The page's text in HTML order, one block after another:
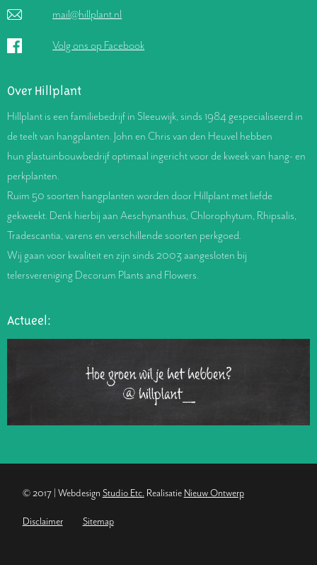
mail@hillplant.nl
Volg ons op Facebook
Over Hillplant
Hillplant is een familiebedrijf in Sleeuwijk, sinds 1984 gespecialiseerd in
de teelt van hangplanten. John en Chris van den Heuvel hebben
hun glastuinbouwbedrijf optimaal ingericht voor de kweek van hang- en
perkplanten.
Ruim 50 soorten hangplanten worden door Hillplant met liefde
gekweekt. Denk hierbij aan Aeschynanthus, Chlorophytum, Rhipsalis,
Tradescantia, varens en verschillende soorten perkgoed.
Wij gaan voor kwaliteit en zijn sinds 2003 aangesloten bij
telersvereniging Decorum Plants and Flowers.
Actueel:
Hoe groen wil je het hebben?
@hillplant_
© 2017 | Webdesign Studio Etc.Realisatie Nieuw Ontwerp
Disclaimer Sitemap